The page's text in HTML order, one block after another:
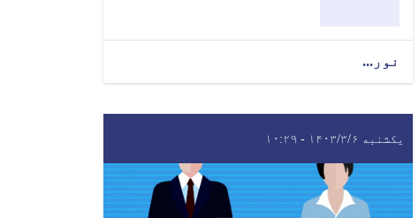
نور...
یکشنبه ۱۴۰۳/۳/۶ - ۱۰:۲۹